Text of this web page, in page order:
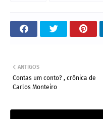
ANTIGOS
Contas um conto? , crônica de
Carlos Monteiro